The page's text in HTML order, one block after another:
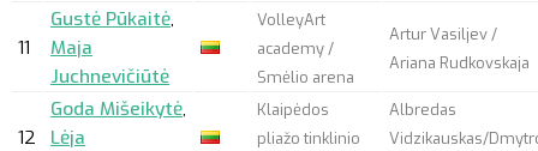
11
Gustė Pūkaitė,
Maja
Juchnevičiūtė
VolleyArt
academy /
Smėlio arena
Artur Vasiljev /
Ariana Rudkovskaja
12
Goda Mišeikytė,
Lėja
Klaipėdos
pliažo tinklinio
Albredas
Vidzikauskas/